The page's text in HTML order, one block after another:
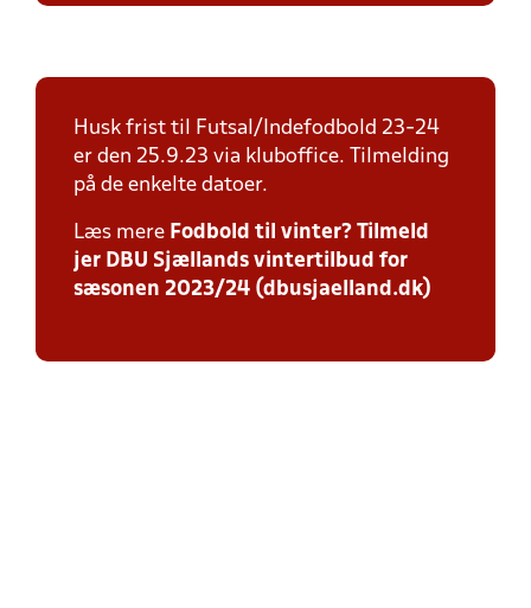
Husk frist til Futsal/Indefodbold 23-24
er den 25.9.23 via kluboffice. Tilmelding
på de enkelte datoer.
Læs mere Fodbold til vinter? Tilmeld
jer DBU Sjællands vintertilbud for
sæsonen 2023/24 (dbusjaelland.dk)